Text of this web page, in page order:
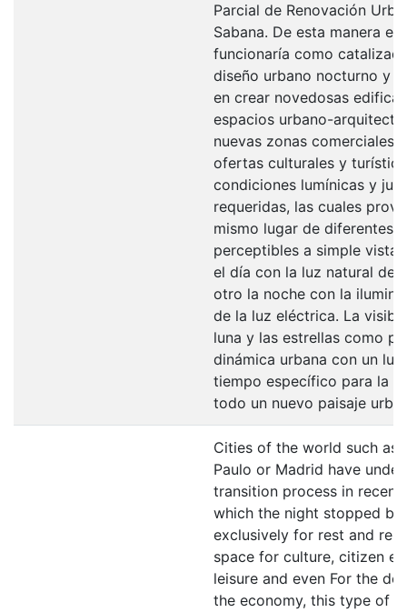
Parcial de Renovación
Sabana. De esta manera el
funcionaría como
diseño urbano nocturno y
en crear novedosas
espacios urbano-
nuevas zonas comerciales,
ofertas culturales y
condiciones lumínicas y
requeridas, las cuales
mismo lugar de diferentes
perceptibles a simple vista:
el día con la luz natural del
otro la noche con la
de la luz eléctrica. La
luna y las estrellas como
dinámica urbana con un
tiempo específico para la
todo un nuevo paisaje
Cities of the world such as
Paulo or Madrid have
transition process in recent
which the night stopped
exclusively for rest and
space for culture, citizen
leisure and even For the
the economy, this type of